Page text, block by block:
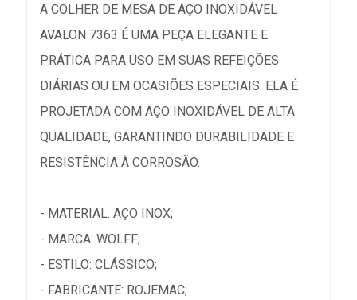
A COLHER DE MESA DE AÇO INOXIDÁVEL
AVALON 7363 É UMA PEÇA ELEGANTE E
PRÁTICA PARA USO EM SUAS REFEIÇÕES
DIÁRIAS OU EM OCASIÕES ESPECIAIS. ELA É
PROJETADA COM AÇO INOXIDÁVEL DE ALTA
QUALIDADE, GARANTINDO DURABILIDADE E
RESISTÊNCIA À CORROSÃO.
- MATERIAL: AÇO INOX;
- MARCA: WOLFF;
- ESTILO: CLÁSSICO;
- FABRICANTE: ROJEMAC;